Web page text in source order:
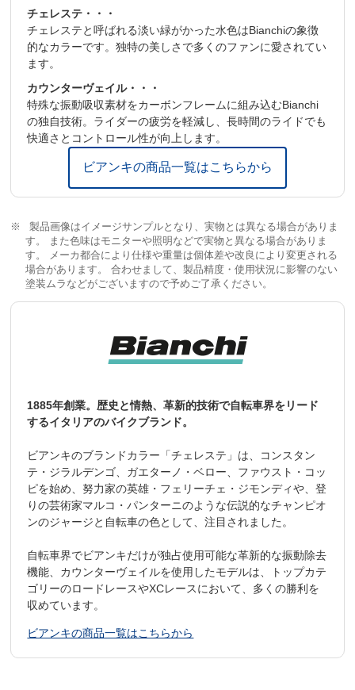
機敏な走り、負担の少ない乗車姿勢と高い
快適性、安定したハンドリング
ダウンチューブ（前三角形の下）
エッジを効かせ箇所によって形状を変化させることで、ライダーの
力を受け止め機敏な走りを実現。
トップチューブ（前三角形の上）
地面からの突き上げをフレームが微妙に変形することで衝撃を緩和
し快適性を高め疲労を軽減します。
ヘッドチューブ（ハンドルの下のパイプ）
LLEUR
FRONT
DERAI
LLEUR
Shimano FD-TY700
CRANK
SET
Shimano FC-TY301, 42/34/24T, 170mm; 43-51, 175mm:
55
BB
Shimano BB-UN101, Spindle:Square Type, Shell:BSA 68
KMC Z-8.1
S
ROTOR Shimano SM-RT10 Rotor For Disc-Brake, 160mm
HUB
Front: Formula CL-1420 Center lock, 32hole
Rear: Formula CL-1422 Center lock, 32hole, 14G, O.L.D.
Velomann ATD500 disc version, alloy, 700c 622x19 32H
STEM
Velomann ST69A 3D forged 6061 Alloy, 12° 31,8mm 28,6
mm, 70mm x size 43cm, 100mm x size 47cm/51cm, 120
HANDL
EBAR
Velomann MTB11AFS Alloy 6061 DB, 580mm, flat bar, 9°
bend, 31,8mm
GRIPS Ergonomic Double density VLG-1824-D2 kraton Bianchi
OST
offset, 31,6mm, 350mm
SADDL
Velomann 2087HRN
PEDAL Included
サイズ A B1 BS C D E G G1
43 430 525 510 465 68
545 527 460 68 135 74.5°
55 550 585 563 460 68 185 73° 72°
チェレステ・・・
チェレステと呼ばれる淡い緑がかった水色はBianchiの象徴
的なカラーです。独特の美しさで多くのファンに愛されてい
ます。
カウンターヴェイル・・・
特殊な振動吸収素材をカーボンフレームに組み込むBianchi
の独自技術。ライダーの疲労を軽減し、長時間のライドでも
快適さとコントロール性が向上します。
ビアンキの商品一覧はこちらから
製品画像はイメージサンプルとなり、実物とは異なる場合がありま
す。 また色味はモニターや照明などで実物と異なる場合がありま
す。 メーカ都合により仕様や重量は個体差や改良により変更される
場合があります。 合わせまして、製品精度・使用状況に影響のない
塗装ムラなどがございますので予めご了承ください。
1885年創業。歴史と情熱、革新的技術で自転車界をリード
するイタリアのバイクブランド。
ビアンキのブランドカラー「チェレステ」は、コンスタン
テ・ジラルデンゴ、ガエターノ・ベロー、ファウスト・コッ
ピを始め、努力家の英雄・フェリーチェ・ジモンディや、登
りの芸術家マルコ・パンターニのような伝説的なチャンピオ
ンのジャージと自転車の色として、注目されました。
自転車界でビアンキだけが独占使用可能な革新的な振動除去
機能、カウンターヴェイルを使用したモデルは、トップカテ
ゴリーのロードレースやXCレースにおいて、多くの勝利を
収めています。
ビアンキの商品一覧はこちらから